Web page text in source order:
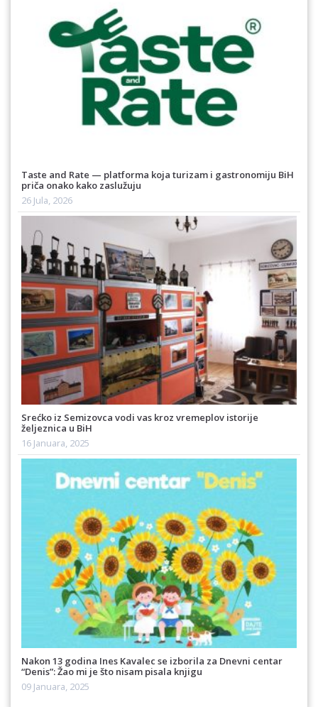
Taste and Rate — platforma koja turizam i gastronomiju BiH
priča onako kako zaslužuju
26 Jula, 2026
Srećko iz Semizovca vodi vas kroz vremeplov istorije
željeznica u BiH
16 Januara, 2025
Nakon 13 godina Ines Kavalec se izborila za Dnevni centar
“Denis”: Žao mi je što nisam pisala knjigu
09 Januara, 2025